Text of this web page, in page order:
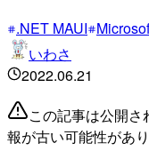
.NET MAUI
いわさ
2022.06.21
この記事は公開
報が古い可能性があ